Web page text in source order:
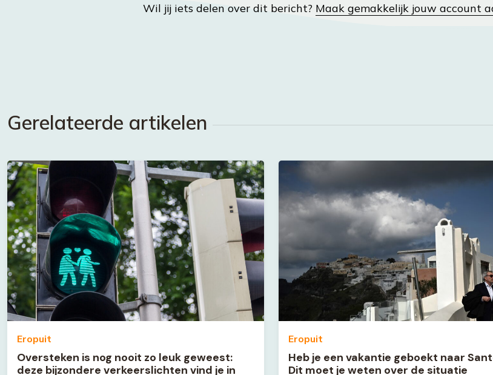
Wil jij iets delen over dit bericht? Maak gemakkelijk jouw account
Gerelateerde artikelen
Eropuit
Oversteken is nog nooit zo leuk geweest:
deze bijzondere verkeerslichten vind je in
Eropuit
Heb je een vakantie geboekt naar
Dit moet je weten over de situatie